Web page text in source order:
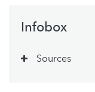
Infobox
Sources